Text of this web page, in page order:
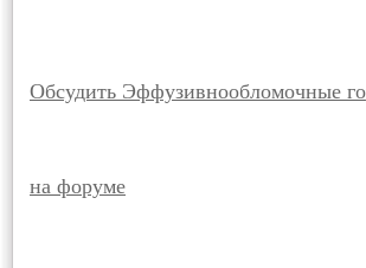
Обсудить Эффузивнообломочные
на форуме